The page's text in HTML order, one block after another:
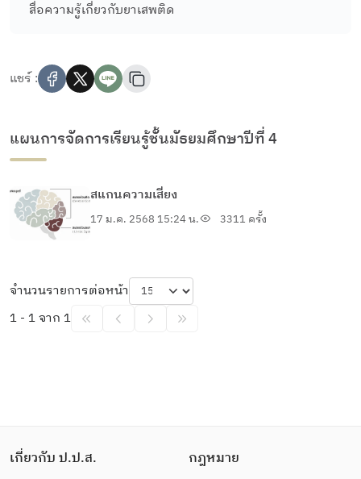
สื่อความรู้เกี่ยวกับยาเสพติด
แชร์ :
แผนการจัดการเรียนรู้ชั้นมัธยมศึกษาปีที่ 4
สแกนความเสี่ยง
17 ม.ค. 2568 15:24 น. 3311 ครั้ง
จำนวนรายการต่อหน้า
1 - 1 จาก 1
เกี่ยวกับ ป.ป.ส. กฎหมาย